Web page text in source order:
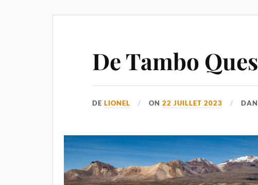
De Tambo
DELIONEL ON22 JUILLET 2023